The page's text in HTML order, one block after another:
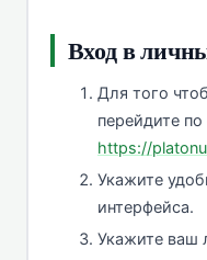
Вход в
Для того
перейдите
https://
Укажите
интерфейса.
Укажите ваш